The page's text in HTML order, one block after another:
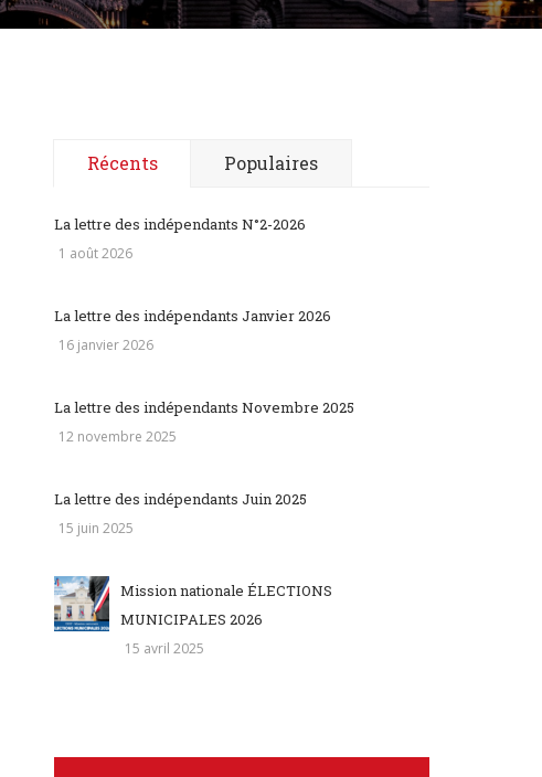
Récents Populaires
La lettre des indépendants N°2-2026
1 août 2026
La lettre des indépendants Janvier 2026
16 janvier 2026
La lettre des indépendants Novembre 2025
12 novembre 2025
La lettre des indépendants Juin 2025
15 juin 2025
Mission nationale ÉLECTIONS
MUNICIPALES 2026
15 avril 2025